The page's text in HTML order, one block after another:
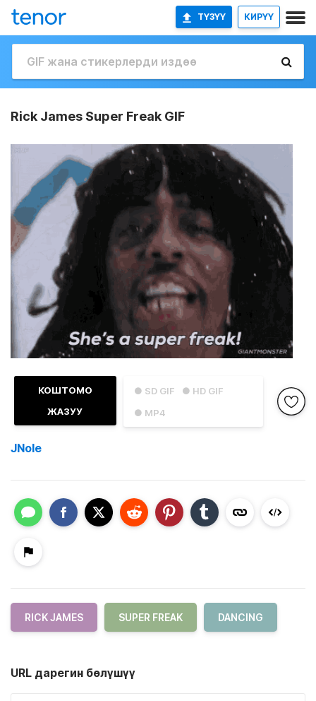
ТҮЗҮҮ КИРҮҮ
Rick James Super Freak GIF
● SD GIF
● HD GIF
● MP4
КОШТОМО
ЖАЗУУ
JNole
RICK JAMES SUPER FREAK DANCING
URL дарегин бөлүшүү